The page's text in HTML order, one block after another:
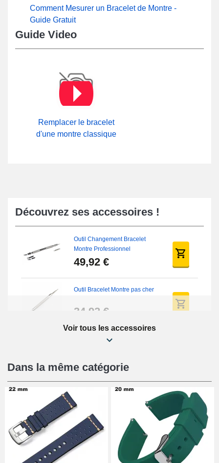
Comment Mesurer un Bracelet de Montre -
Guide Gratuit
Guide Video
Remplacer le bracelet
d'une montre classique
Découvrez ses accessoires !
Outil Changement Bracelet
Montre Professionnel
49,92 €
Outil Bracelet Montre pas cher
34,92 €
Kit Réparation Montre Débutant
16,90 €
Pied à Coulisse Numérique
9,90 €
Kit Horlogerie Débutant
Voir tous les accessoires
Dans la même catégorie